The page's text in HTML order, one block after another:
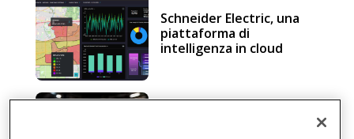
Schneider Electric, una
piattaforma di
intelligenza in cloud